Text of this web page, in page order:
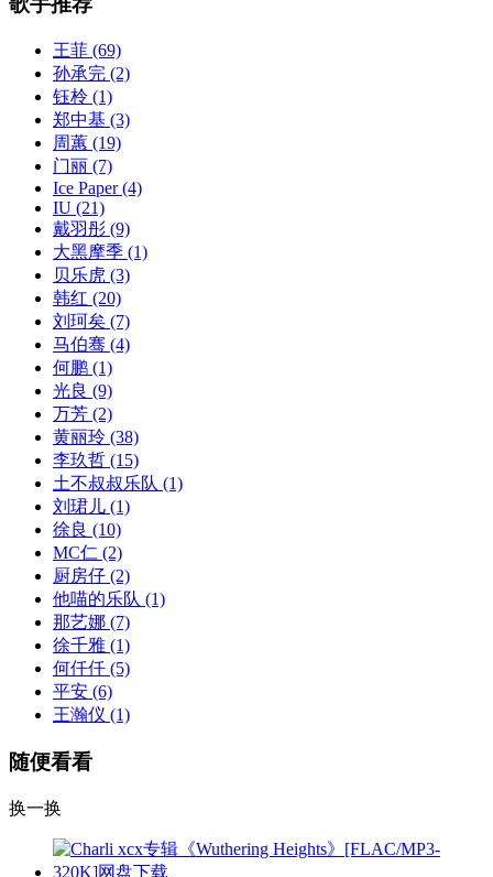
王菲 (69)
孙承完 (2)
钰柃 (1)
郑中基 (3)
周蕙 (19)
门丽 (7)
Ice Paper(4)
IU (21)
戴羽彤 (9)
大黑摩季 (1)
贝乐虎 (3)
韩红 (20)
刘珂矣 (7)
马伯骞 (4)
何鹏 (1)
光良 (9)
万芳 (2)
黄丽玲 (38)
李玖哲 (15)
土不叔叔乐队 (1)
刘珺儿 (1)
徐良 (10)
MC仁 (2)
厨房仔 (2)
他喵的乐队 (1)
那艺娜 (7)
徐千雅 (1)
何仟仟 (5)
平安 (6)
王瀚仪 (1)
随便看看
换一换